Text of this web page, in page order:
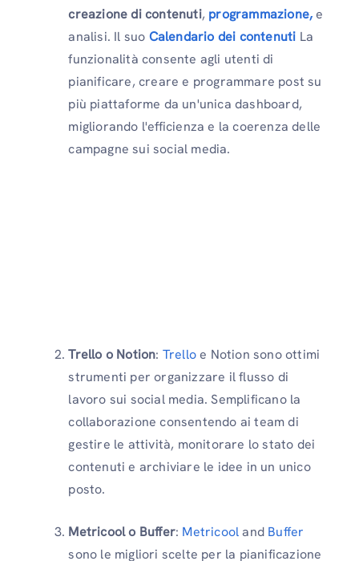
creazione di contenuti, programmazione,e
analisi. Il suo Calendario dei contenuti La
funzionalità consente agli utenti di
pianificare, creare e programmare post su
più piattaforme da un'unica dashboard,
migliorando l'efficienza e la coerenza delle
campagne sui social media.
Trello o Notion: Trelloe Notion sono ottimi
strumenti per organizzare il flusso di
lavoro sui social media. Semplificano la
collaborazione consentendo ai team di
gestire le attività, monitorare lo stato dei
contenuti e archiviare le idee in un unico
posto.
Metricool o Buffer: Metricooland Buffer
sono le migliori scelte per la pianificazione